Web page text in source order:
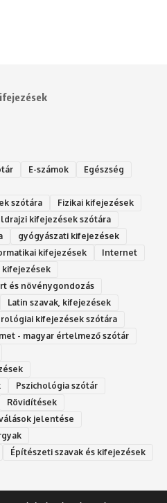
E-számok
Egészség
szótára
Fizikai kifejezések
kifejezések szótára
gyógyászati kifejezések
kifejezések
Internet
kifejezések
és növénygondozás
Latin szavak, kifejezések
kifejezések szótára
- magyar értelmező szótár
Ps‮gólohciz‬ia s‮átóz‬r
Rövidítések
jelentése
Építészeti szavak és kifejezések